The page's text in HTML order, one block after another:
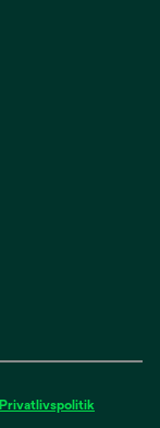
Privatlivspolitik